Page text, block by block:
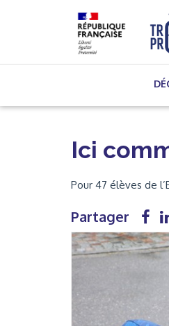
Ici
Pour 47 élèves de
Partager